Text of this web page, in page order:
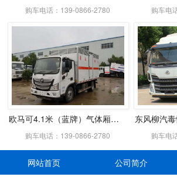
购车电话：139-0866-2780 购车电
欧马可4.1米（蓝牌）气体厢式运输车
购车电话：139-0866-2780 购车电
网站首页 公司简介